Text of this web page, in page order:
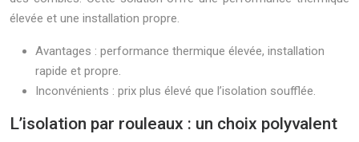
élevée et une installation propre.
Avantages : performance thermique élevée, installation
rapide et propre.
Inconvénients : prix plus élevé que l’isolation soufflée.
L’isolation par rouleaux : un choix polyvalent